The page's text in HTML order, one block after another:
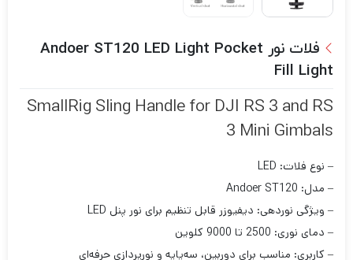
فلات نور Andoer ST120 LED Light Pocket
Fill Light
SmallRig Sling Handle for DJI RS 3 and RS
3 Mini Gimbals
– نوع فلات: LED
– مدل: Andoer ST120
– ویژگی نوردهی: دیفیوزر قابل تنظیم برای نور پنل LED
– دمای نوری: 2500 تا 9000 کلوین
– کاربری: مناسب برای دوربین، سه‌پایه و نورپردازی حرفه‌ای